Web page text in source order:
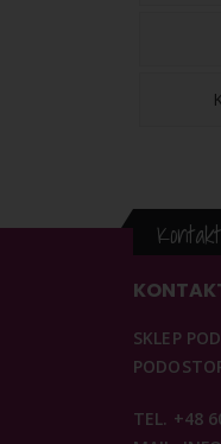
SKLEP
TEL. +48